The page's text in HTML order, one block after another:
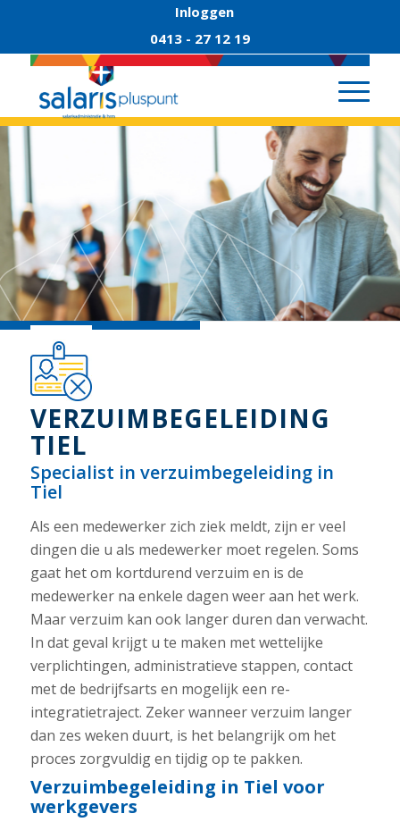
Inloggen
0413 - 27 12 19
VERZUIMBEGELEIDING
TIEL
Specialist in verzuimbegeleiding in
Tiel
Als een medewerker zich ziek meldt, zijn er veel
dingen die u als medewerker moet regelen. Soms
gaat het om kortdurend verzuim en is de
medewerker na enkele dagen weer aan het werk.
Maar verzuim kan ook langer duren dan verwacht.
In dat geval krijgt u te maken met wettelijke
verplichtingen, administratieve stappen, contact
met de bedrijfsarts en mogelijk een re-
integratietraject. Zeker wanneer verzuim langer
dan zes weken duurt, is het belangrijk om het
proces zorgvuldig en tijdig op te pakken.
Verzuimbegeleiding in Tiel voor
werkgevers